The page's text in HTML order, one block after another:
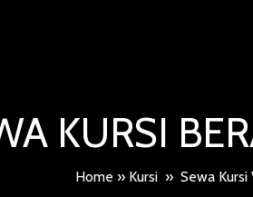
KURSI
Home » Kursi » Sewa Kursi